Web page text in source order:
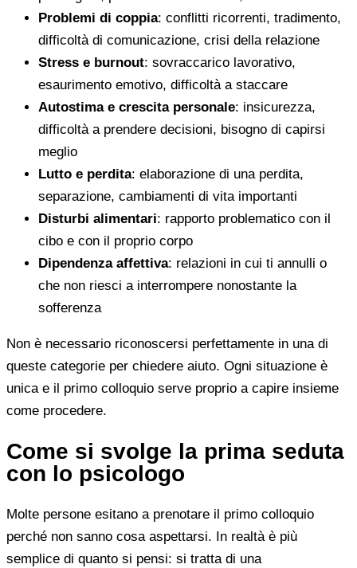
Problemi di coppia: conflitti ricorrenti, tradimento,
difficoltà di comunicazione, crisi della relazione
Stress e burnout: sovraccarico lavorativo,
esaurimento emotivo, difficoltà a staccare
Autostima e crescita personale: insicurezza,
difficoltà a prendere decisioni, bisogno di capirsi
meglio
Lutto e perdita: elaborazione di una perdita,
separazione, cambiamenti di vita importanti
Disturbi alimentari: rapporto problematico con il
cibo e con il proprio corpo
Dipendenza affettiva: relazioni in cui ti annulli o
che non riesci a interrompere nonostante la
sofferenza
Non è necessario riconoscersi perfettamente in una di
queste categorie per chiedere aiuto. Ogni situazione è
unica e il primo colloquio serve proprio a capire insieme
come procedere.
Come si svolge la prima seduta
con lo psicologo
Molte persone esitano a prenotare il primo colloquio
perché non sanno cosa aspettarsi. In realtà è più
semplice di quanto si pensi: si tratta di una